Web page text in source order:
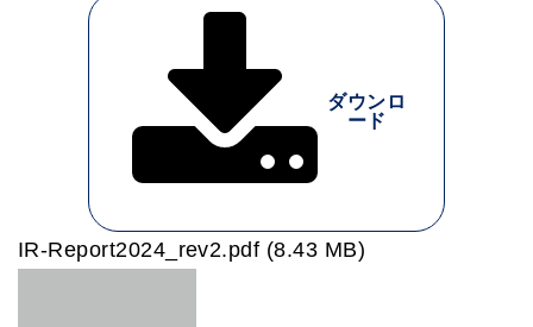
ダウンロ
ード
IR-Report2024_rev2.pdf (8.43 MB)